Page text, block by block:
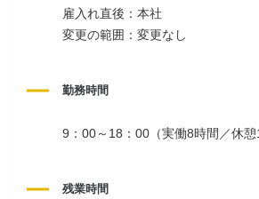
雇入れ直後：本社
変更の範囲：変更なし
勤務時間
9：00～18：00（実働8時間／休憩
残業時間